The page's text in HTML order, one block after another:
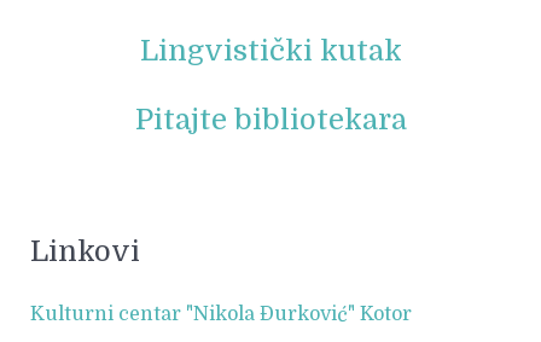
Lingvistički kutak
Pitajte bibliotekara
Linkovi
Kulturni centar "Nikola Đurković" Kotor